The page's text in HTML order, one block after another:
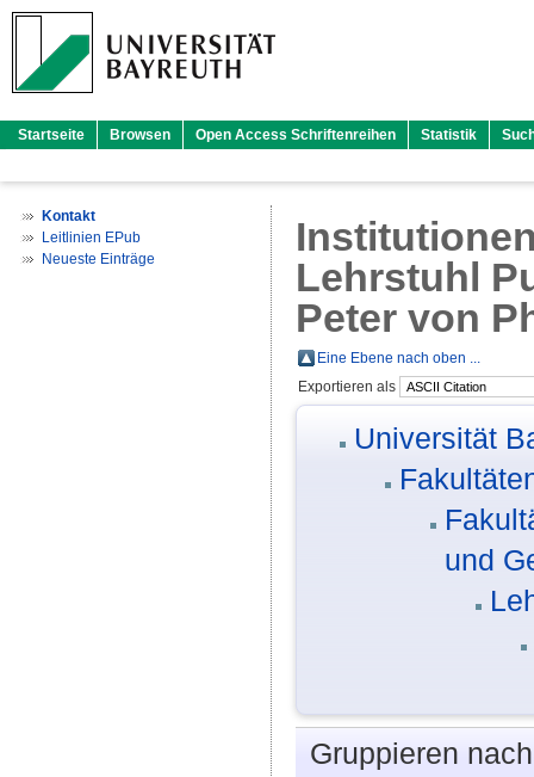
Startseite Browsen Open Access Schriftenreihen Statistik
Kontakt
Leitlinien EPub
Neueste Einträge
Lehrstuhl
Peter von
Eine Ebene nach oben ...
Exportieren als
Universität
und
Gruppieren